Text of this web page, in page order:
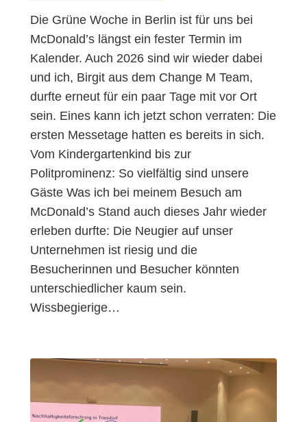
Die Grüne Woche in Berlin ist für uns bei
McDonald’s längst ein fester Termin im
Kalender. Auch 2026 sind wir wieder dabei
und ich, Birgit aus dem Change M Team,
durfte erneut für ein paar Tage mit vor Ort
sein. Eines kann ich jetzt schon verraten: Die
ersten Messetage hatten es bereits in sich.
Vom Kindergartenkind bis zur
Politprominenz: So vielfältig sind unsere
Gäste Was ich bei meinem Besuch am
McDonald’s Stand auch dieses Jahr wieder
erleben durfte: Die Neugier auf unser
Unternehmen ist riesig und die
Besucherinnen und Besucher könnten
unterschiedlicher kaum sein.
Wissbegierige…